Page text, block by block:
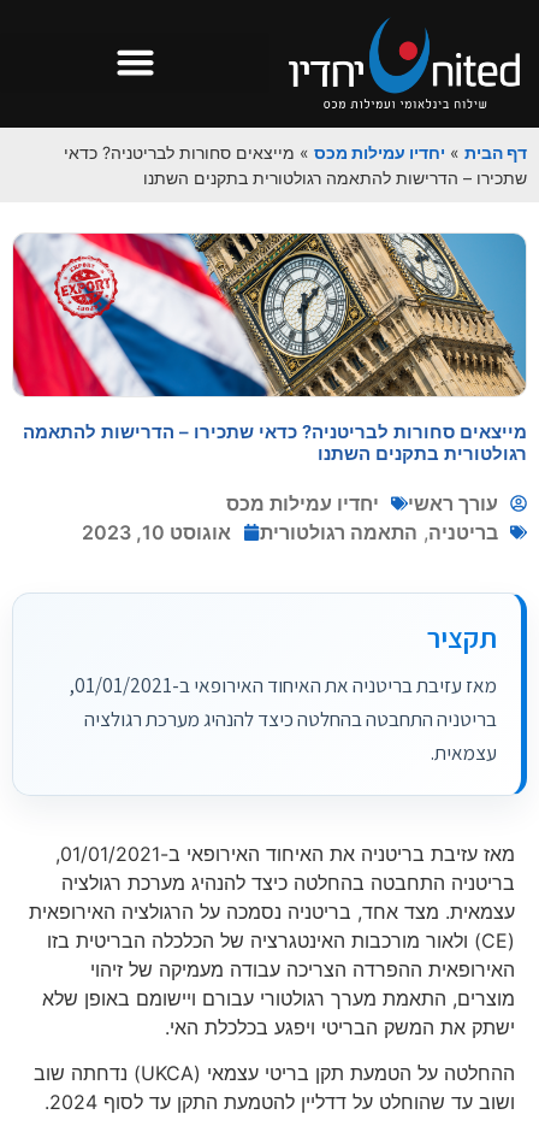
דף הבית » יחדיו עמילות מכס » מייצאים סחורות לבריטניה? כדאי
שתכירו – הדרישות להתאמה רגולטורית בתקנים השתנו
מייצאים סחורות לבריטניה? כדאי שתכירו – הדרישות להתאמה
רגולטורית בתקנים השתנו
עורך ראשי
יחדיו עמילות מכס
בריטניה, התאמה רגולטורית אוגוסט 10, 2023
תקציר
מאז עזיבת בריטניה את האיחוד האירופאי ב-01/01/2021,
בריטניה התחבטה בהחלטה כיצד להנהיג מערכת רגולציה
עצמאית.
מאז עזיבת בריטניה את האיחוד האירופאי ב-01/01/2021,
בריטניה התחבטה בהחלטה כיצד להנהיג מערכת רגולציה
עצמאית. מצד אחד, בריטניה נסמכה על הרגולציה האירופאית
(CE) ולאור מורכבות האינטגרציה של הכלכלה הבריטית בזו
האירופאית ההפרדה הצריכה עבודה מעמיקה של זיהוי
מוצרים, התאמת מערך רגולטורי עבורם ויישומם באופן שלא
ישתק את המשק הבריטי ויפגע בכלכלת האי.
ההחלטה על הטמעת תקן בריטי עצמאי (UKCA) נדחתה שוב
ושוב עד שהוחלט על דדליין להטמעת התקן עד לסוף 2024.